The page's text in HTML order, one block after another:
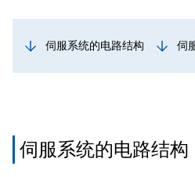
伺服系统的电路结构 伺
伺服系统的电路结构